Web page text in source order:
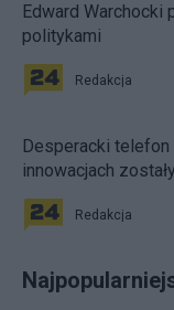
Edward Warchocki
politykami
Redakcja
Desperacki telefon
innowacjach
Redakcja